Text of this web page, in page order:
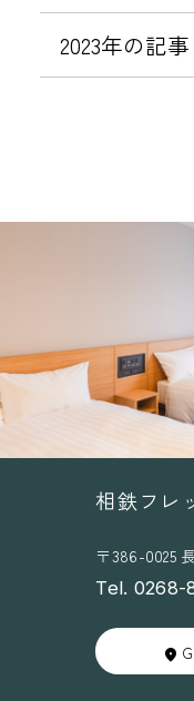
2023年の記事
相鉄フレ
〒386-0025
Tel. 0268-